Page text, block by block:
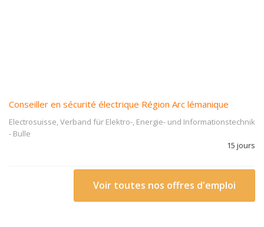
Conseiller en sécurité électrique Région Arc lémanique
Electrosuisse, Verband für Elektro-, Energie- und Informationstechnik
- Bulle
15 jours
Voir toutes nos offres d'emploi